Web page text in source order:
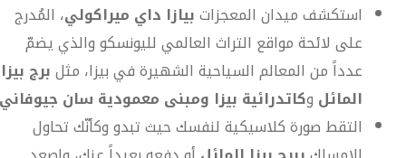
استكشف ميدان المعجزاتبيازا داي ميراكولي، المُدرج
على لائحة مواقع التراث العالمي لليونسكو والذي يضمّ
عدداً من المعالم السياحية الشهيرة في بيزا، مثلبرج بيزا
المائل وكاتدرائية بيزا ومبنى معمودية سان جيوفاني
التقط صورة كلاسيكية لنفسك حيث تبدو وكأنّك تحاول